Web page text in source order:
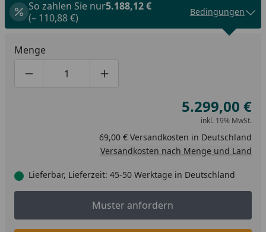
So zahlen Sie nur5.188,12 €
(– 110,88 €)
Bedingungen
Menge
Produktmenge um eins verringern
Produktmenge manuell eingeben
Produktmenge um eins erhöhen
5.299,00 €
inkl. 19% MwSt.
69,00 € Versandkosten in Deutschland
Versandkosten nach Menge und Land
Lieferbar, Lieferzeit: 45-50 Werktage in Deutschland
Muster anfordern
Muster anfordern